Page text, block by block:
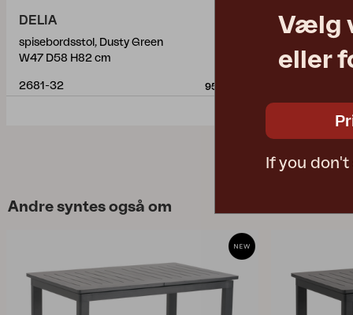
DELIA
spisebordsstol, Dusty Green
W47 D58 H82 cm
2681-32 955 DKK
WILKIE
W48 D58
Andre syntes også om
Vælg
eller
If you